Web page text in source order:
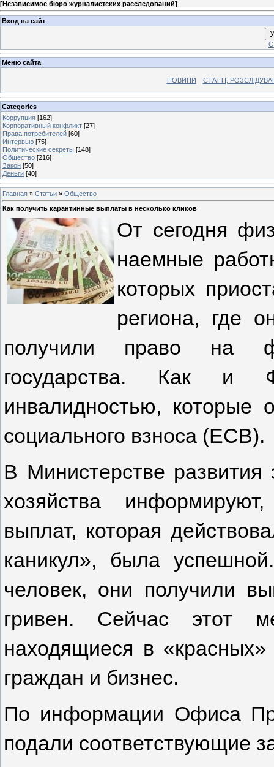
[Независимое бюро журналистских расследований]
Вход на сайт
Меню сайта
НОВИНИ СТАТТІ,
Categories
Коррупция [162]
Корпоративный конфликт [27]
Права потребителей [60]
Интервью [75]
Политические секреты [148]
Общество [216]
Закон [50]
Деньги [40]
Главная » Статьи » Общество
Как получить карантинные выплаты в несколько кликов
От сегодня
наемные
которых
региона, где
получили право на
государства. Как
инвалидностью, которые
социального взноса (ЕСВ).
В Министерстве развития
хозяйства
выплат, которая
каникул», была
человек, они получили
гривен. Сейчас этот
находящиеся в
граждан и бизнес.
По информации Офиса
подали соответствующие